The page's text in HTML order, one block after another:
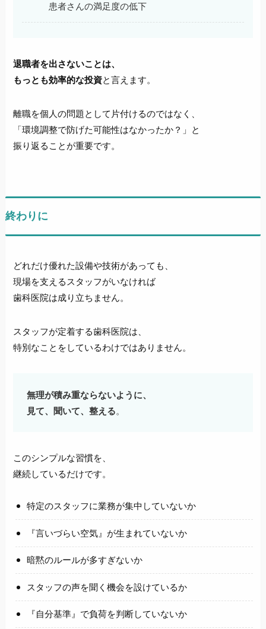
患者さんの満足度の低下
退職者を出さないことは、
もっとも効率的な投資と言えます。
離職を個人の問題として片付けるのではなく、
「環境調整で防げた可能性はなかったか？」と
振り返ることが重要です。
終わりに
どれだけ優れた設備や技術があっても、
現場を支えるスタッフがいなければ
歯科医院は成り立ちません。
スタッフが定着する歯科医院は、
特別なことをしているわけではありません。
無理が積み重ならないように、
見て、聞いて、整える。
このシンプルな習慣を、
継続しているだけです。
特定のスタッフに業務が集中していないか
『言いづらい空気』が生まれていないか
暗黙のルールが多すぎないか
スタッフの声を聞く機会を設けているか
『自分基準』で負荷を判断していないか